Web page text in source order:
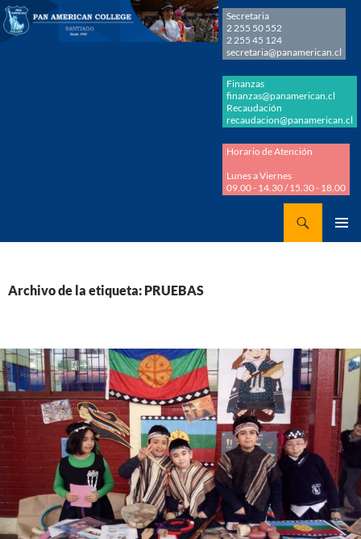
Secretaria
2 255 50 552
2 255 45 124
secretaria@panamerican.cl
Finanzas
finanzas@panamerican.cl
Recaudación
recaudacion@panamerican.cl
Horario de Atención
Lunes a Viernes
09.00 - 14.30 / 15.30 - 18.00
Archivo de la etiqueta: PRUEBAS